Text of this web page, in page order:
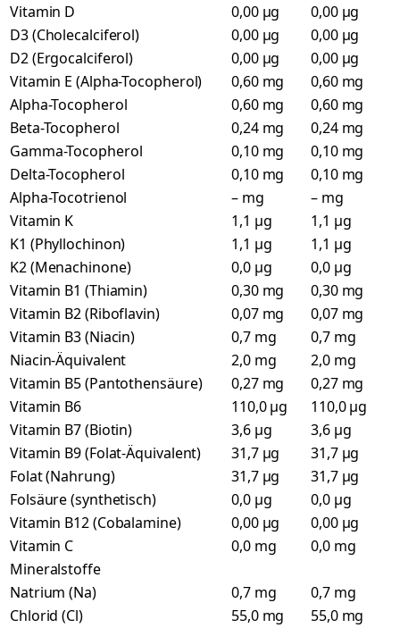
Vitamin D
0,00 µg
0,00 µg
D3 (Cholecalciferol)
0,00 µg
0,00 µg
D2 (Ergocalciferol)
0,00 µg
0,00 µg
Vitamin E (Alpha-Tocopherol)
0,60 mg
0,60 mg
Alpha-Tocopherol
0,60 mg
0,60 mg
Beta-Tocopherol
0,24 mg
0,24 mg
Gamma-Tocopherol
0,10 mg
0,10 mg
Delta-Tocopherol
0,10 mg
0,10 mg
Alpha-Tocotrienol
– mg
– mg
Vitamin K
1,1 µg
1,1 µg
K1 (Phyllochinon)
1,1 µg
1,1 µg
K2 (Menachinone)
0,0 µg
0,0 µg
Vitamin B1 (Thiamin)
0,30 mg
0,30 mg
Vitamin B2 (Riboflavin)
0,07 mg
0,07 mg
Vitamin B3 (Niacin)
0,7 mg
0,7 mg
Niacin-Äquivalent
2,0 mg
2,0 mg
Vitamin B5 (Pantothensäure)
0,27 mg
0,27 mg
Vitamin B6
110,0 µg
110,0 µg
Vitamin B7 (Biotin)
3,6 µg
3,6 µg
Vitamin B9 (Folat-Äquivalent)
31,7 µg
31,7 µg
Folat (Nahrung)
31,7 µg
31,7 µg
Folsäure (synthetisch)
0,0 µg
0,0 µg
Vitamin B12 (Cobalamine)
0,00 µg
0,00 µg
Vitamin C
0,0 mg
0,0 mg
Mineralstoffe
Natrium (Na)
0,7 mg
0,7 mg
Chlorid (Cl)
55,0 mg
55,0 mg